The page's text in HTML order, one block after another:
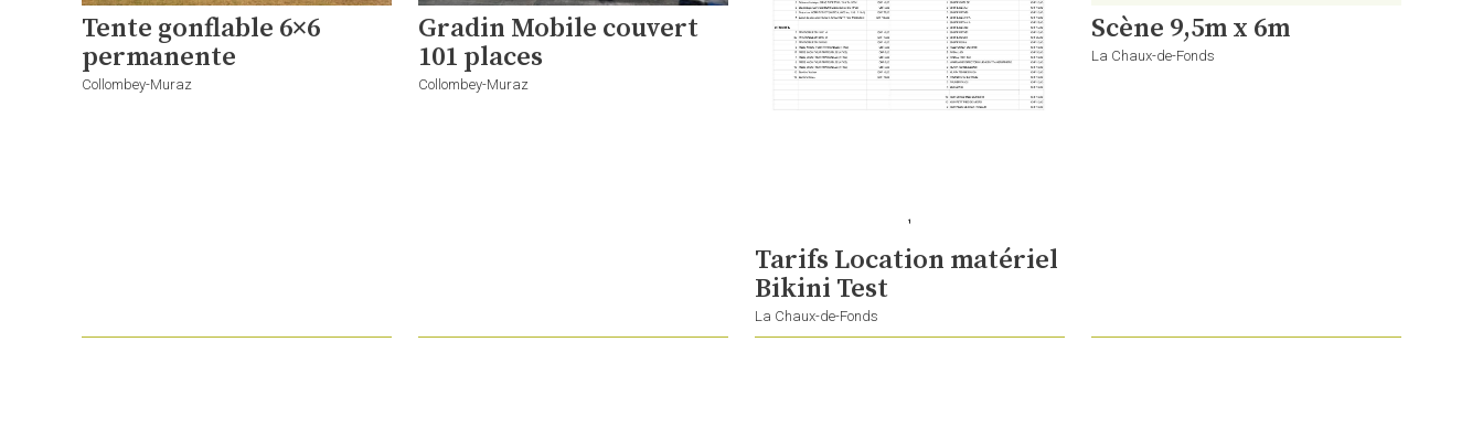
Tente gonflable 6×6
permanente
Collombey-Muraz
Gradin Mobile couvert
101 places
Collombey-Muraz
Tarifs Location matériel
Bikini Test
La Chaux-de-Fonds
Scène 9,5m x 6m
La Chaux-de-Fonds